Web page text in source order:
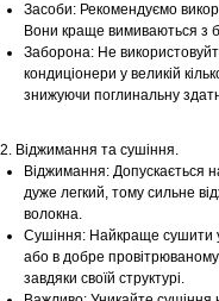
Засоби: Рекомендуємо
Вони краще вимиваються з
Заборона: Не
кондиціонери у великій
знижуючи поглинальну
2. Віджимання та сушіння.
Віджимання: Допускається
дуже легкий, тому сильне
волокна.
Сушіння: Найкраще сушити у
або в добре
завдяки своїй структурі.